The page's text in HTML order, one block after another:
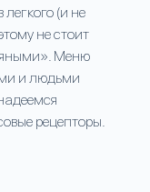
(и не
не стоит
Меню
и людьми
рецепторы.